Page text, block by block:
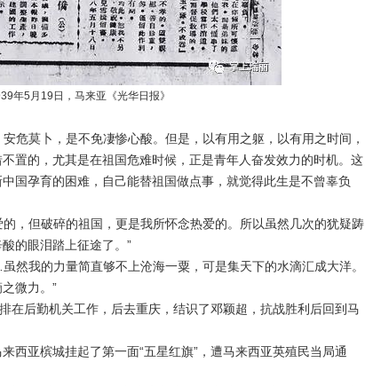
年5月19日，马来亚《光华日报》
莫卜，是不免凄惨心酸。但是，以有用之躯，以有用之时间，
置的，尤其是在祖国危难时候，正是青年人奋发效力的时机。这
国孕育的困难，自己能替祖国做点事，就觉得此生是不曾辜负
但破碎的祖国，更是我所怀念热爱的。所以虽然几次的犹疑踌
的眼泪踏上征途了。”
的力量简直够不上沧海一粟，可是集天下的水滴汇成大洋。
微力。”
后勤机关工作，后去重庆，结识了邓颖超，抗战胜利后回到马
亚槟城挂起了第一面“五星红旗”，遭马来西亚英殖民当局通